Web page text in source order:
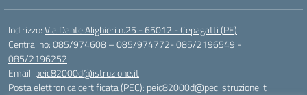
Indirizzo:Via Dante Alighieri n.25 - 65012 - Cepagatti (PE)
Centralino:085/974608 – 085/974772- 085/2196549 -
085/2196252
Email: peic82000d@istruzione.it
Posta elettronica certificata (PEC): peic82000d@pec.istruzione.it